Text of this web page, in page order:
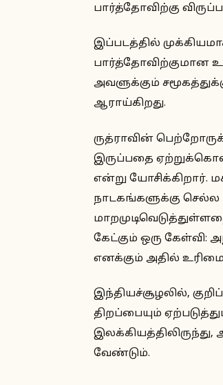
பார்த்தோவிற்கு
இப்படத்தில்
பார்த்தோவிற்குமான
அவளுக்கும்
ஆராய்கிறது.
ருத்ராவின்
இருப்பதை
என்று
நாடகங்களுக்கு செல்ல
கேட்கும் ஒரு கேள்வி:
எனக்கும் அதில்
இந்தியச்சூழலில்,
திறப்பையும்
வேண்டும்.